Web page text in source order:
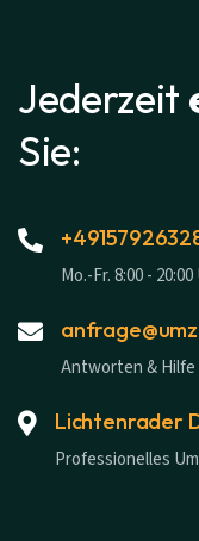
Jederzeit
Sie:
Mo.-Fr. 8:00 -
Antworten & Hilfe
Lichtenrader
Professionelles